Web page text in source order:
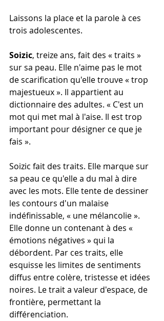
Laissons la place et la parole à ces
trois adolescentes.
Soizic, treize ans, fait des « traits »
sur sa peau. Elle n'aime pas le mot
de scarification qu'elle trouve « trop
majestueux ». Il appartient au
dictionnaire des adultes. « C'est un
mot qui met mal à l'aise. Il est trop
important pour désigner ce que je
fais ».
Soizic fait des traits. Elle marque sur
sa peau ce qu'elle a du mal à dire
avec les mots. Elle tente de dessiner
les contours d'un malaise
indéfinissable, « une mélancolie ».
Elle donne un contenant à des «
émotions négatives » qui la
débordent. Par ces traits, elle
esquisse les limites de sentiments
diffus entre colère, tristesse et idées
noires. Le trait a valeur d'espace, de
frontière, permettant la
différenciation.